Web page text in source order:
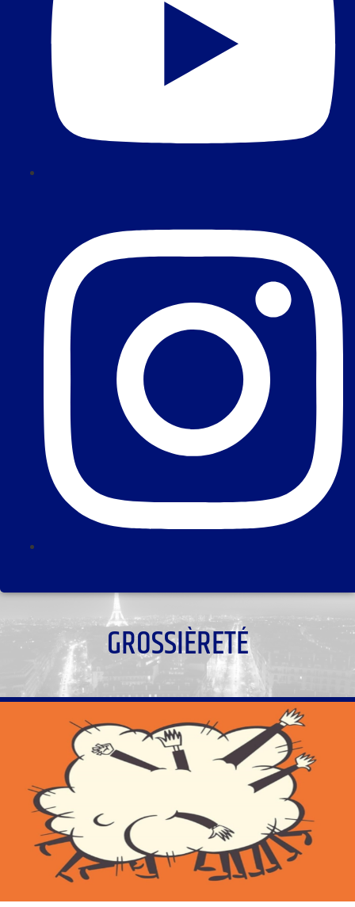
GROSSIÈRETÉ